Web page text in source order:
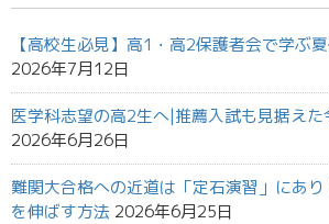
【高校生必見】高1・高2保護者会で学ぶ
2026年7月12日
医学科志望の高2生へ|推薦入試も見据えた
2026年6月26日
難関大合格への近道は「定石演習」にあ
を伸ばす方法 2026年6月25日